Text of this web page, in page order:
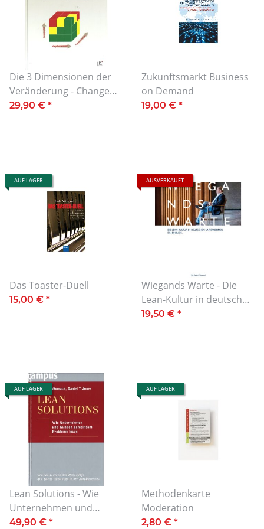
Die 3 Dimensionen der
Veränderung - Change
Prozesse erfolgreich
29,90 € *
Zukunftsmarkt Business
on Demand
19,00 € *
AUF LAGER
Das Toaster-Duell
15,00 € *
AUSVERKAUFT
Wiegands Warte - Die
Lean-Kultur in deutschen
Unternehmen. Ein
19,50 € *
AUF LAGER
Lean Solutions - Wie
Unternehmen und
Kunden gemeinsam
49,90 € *
AUF LAGER
Methodenkarte
Moderation
2,80 € *